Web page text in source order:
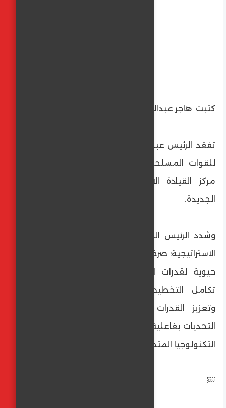
كتبت هاجر عبدالعليم
تفقد الرئيس عبدالفتاح السيسي، القائد الأعلى
للقوات المسلحة، اليوم السبت، جهود إنشاء
مركز القيادة الاستراتيجية بالعاصمة الإدارية
الجديدة.
وشدد الرئيس السيسى على أن تكون القيادة
الاستراتيجية؛ صرحًا لشعب مصر العظيم وإضافة
حيوية لقدرات القوات المسلحة؛ بما يضمن
تكامل التخطيط والتنسيق لجميع جهاتها،
وتعزيز القدرات والاستعداد الدائم لمواجهة
التحديات بفاعلية وكفاءة باستخدام أحدث نظم
التكنولوجيا المتطورة.
￼